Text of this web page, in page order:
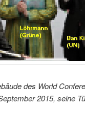
des World
2015, seine